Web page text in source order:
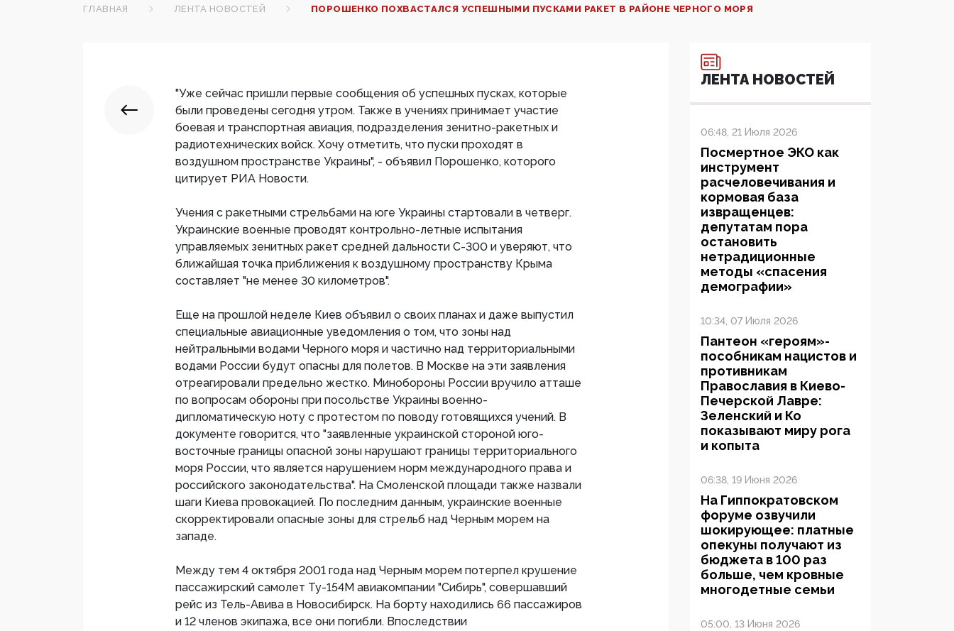
ГЛАВНАЯ ЛЕНТА НОВОСТЕЙ ПОРОШЕНКО ПОХВАСТАЛСЯ УСПЕШНЫМИ ПУСКАМИ РАКЕТ В РАЙОНЕ ЧЕРНОГО МОРЯ
"Уже сейчас пришли первые сообщения об успешных пусках, которые
были проведены сегодня утром. Также в учениях принимает участие
боевая и транспортная авиация, подразделения зенитно-ракетных и
радиотехнических войск. Хочу отметить, что пуски проходят в
воздушном пространстве Украины", - объявил Порошенко, которого
цитирует РИА Новости.
Учения с ракетными стрельбами на юге Украины стартовали в четверг.
Украинские военные проводят контрольно-летные испытания
управляемых зенитных ракет средней дальности С-300 и уверяют, что
ближайшая точка приближения к воздушному пространству Крыма
составляет "не менее 30 километров".
Еще на прошлой неделе Киев объявил о своих планах и даже выпустил
специальные авиационные уведомления о том, что зоны над
нейтральными водами Черного моря и частично над территориальными
водами России будут опасны для полетов. В Москве на эти заявления
отреагировали предельно жестко. Минобороны России вручило атташе
по вопросам обороны при посольстве Украины военно-
дипломатическую ноту с протестом по поводу готовящихся учений. В
документе говорится, что "заявленные украинской стороной юго-
восточные границы опасной зоны нарушают границы территориального
моря России, что является нарушением норм международного права и
российского законодательства". На Смоленской площади также назвали
шаги Киева провокацией. По последним данным, украинские военные
скорректировали опасные зоны для стрельб над Черным морем на
западе.
Между тем 4 октября 2001 года над Черным морем потерпел крушение
пассажирский самолет Ту-154М авиакомпании "Сибирь", совершавший
рейс из Тель-Авива в Новосибирск. На борту находились 66 пассажиров
и 12 членов экипажа, все они погибли. Впоследствии
ЛЕНТА НОВОСТЕЙ
06:48, 21 Июля 2026
Посмертное ЭКО как
инструмент
расчеловечивания и
кормовая база
извращенцев:
депутатам пора
остановить
нетрадиционные
методы «спасения
демографии»
10:34, 07 Июля 2026
Пантеон «героям»-
пособникам нацистов и
противникам
Православия в Киево-
Печерской Лавре:
Зеленский и Ко
показывают миру рога
и копыта
06:38, 19 Июня 2026
На Гиппократовском
форуме озвучили
шокирующее: платные
опекуны получают из
бюджета в 100 раз
больше, чем кровные
многодетные семьи
05:00, 13 Июня 2026